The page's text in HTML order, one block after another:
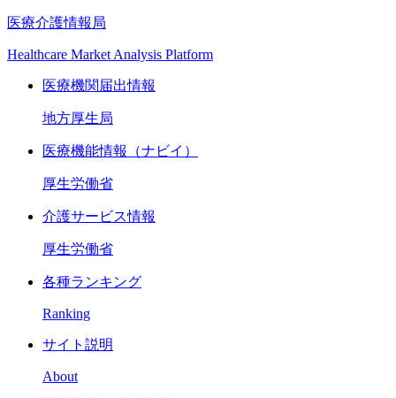
医療介護情報局
Healthcare Market Analysis Platform
医療機関届出情報
地方厚生局
医療機能情報（ナビイ）
厚生労働省
介護サービス情報
厚生労働省
各種ランキング
Ranking
サイト説明
About